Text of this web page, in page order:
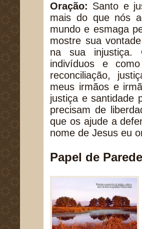
Oração: Santo e
mais do que nós
mundo e esmaga
mostre sua
na sua injustiça.
indivíduos e
reconciliação,
meus irmãos e
justiça e santidade
precisam de
que os ajude a
nome de Jesus eu
Papel de